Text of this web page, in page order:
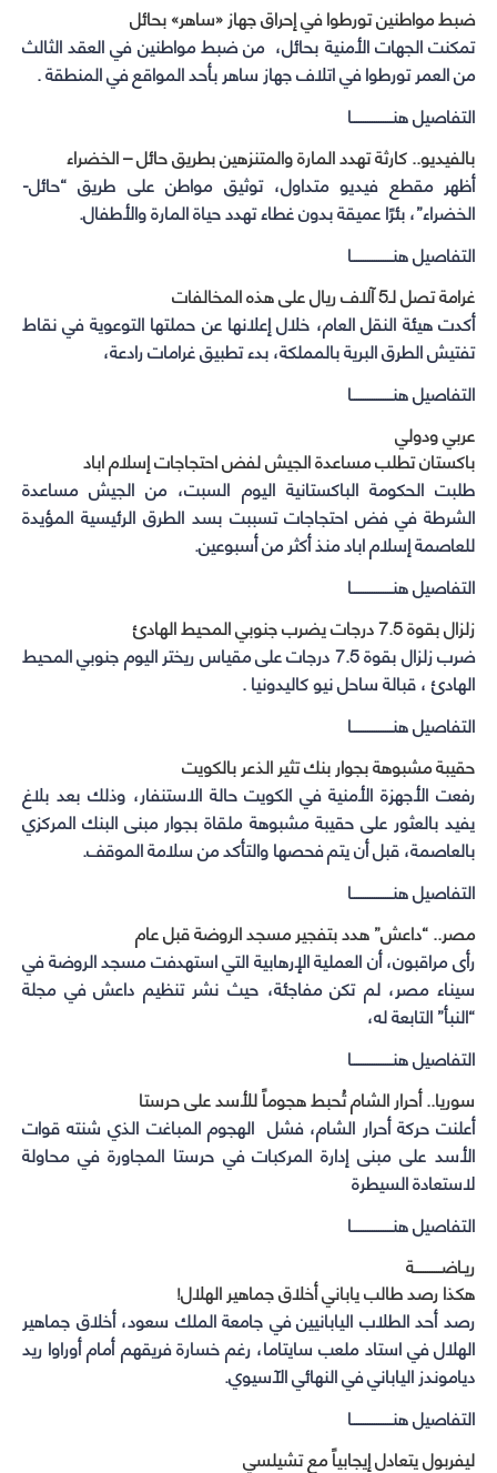
ضبط مواطنين تورطوا في إحراق جهاز «ساهر» بحائل
تمكنت الجهات الأمنية بحائل، من ضبط مواطنين في العقد الثالث
من العمر تورطوا في اتلاف جهاز ساهر بأحد المواقع في المنطقة .
التفاصيل هنــــــــــــــــــا
بالفيديو.. كارثة تهدد المارة والمتنزهين بطريق حائل – الخضراء
أظهر مقطع فيديو متداول، توثيق مواطن على طريق “حائل-
الخضراء”، بئرًا عميقة بدون غطاء تهدد حياة المارة والأطفال.
التفاصيل هنــــــــــــــــــا
غرامة تصل لـ5 آلاف ريال على هذه المخالفات
أكدت هيئة النقل العام، خلال إعلانها عن حملتها التوعوية في نقاط
تفتيش الطرق البرية بالمملكة، بدء تطبيق غرامات رادعة،
التفاصيل هنــــــــــــــــــا
عربي ودولي
باكستان تطلب مساعدة الجيش لفض احتجاجات إسلام اباد
طلبت الحكومة الباكستانية اليوم السبت، من الجيش مساعدة
الشرطة في فض احتجاجات تسببت بسد الطرق الرئيسية المؤيدة
للعاصمة إسلام اباد منذ أكثر من أسبوعين.
التفاصيل هنــــــــــــــــــا
زلزال بقوة 7.5 درجات يضرب جنوبي المحيط الهادئ
ضرب زلزال بقوة 7.5 درجات على مقياس ريختر اليوم جنوبي المحيط
الهادئ ، قبالة ساحل نيو كاليدونيا .
التفاصيل هنــــــــــــــــــا
حقيبة مشبوهة بجوار بنك تثير الذعر بالكويت
رفعت الأجهزة الأمنية في الكويت حالة الاستنفار، وذلك بعد بلاغ
يفيد بالعثور على حقيبة مشبوهة ملقاة بجوار مبنى البنك المركزي
بالعاصمة، قبل أن يتم فحصها والتأكد من سلامة الموقف.
التفاصيل هنــــــــــــــــــا
مصر.. “داعش” هدد بتفجير مسجد الروضة قبل عام
رأى مراقبون، أن العملية الإرهابية التي استهدفت مسجد الروضة في
سيناء مصر، لم تكن مفاجئة، حيث نشر تنظيم داعش في مجلة
“النبأ” التابعة له،
التفاصيل هنــــــــــــــــــا
سوريا.. أحرار الشام تُحبط هجوماً للأسد على حرستا
أعلنت حركة أحرار الشام، فشل الهجوم المباغت الذي شنته قوات
الأسد على مبنى إدارة المركبات في حرستا المجاورة في محاولة
لاستعادة السيطرة
التفاصيل هنــــــــــــــــــا
ريـاضــــــــــــة
هكذا رصد طالب ياباني أخلاق جماهير الهلال!
رصد أحد الطلاب اليابانيين في جامعة الملك سعود، أخلاق جماهير
الهلال في استاد ملعب سايتاما، رغم خسارة فريقهم أمام أوراوا ريد
دياموندز الياباني في النهائي الآسيوي.
التفاصيل هنــــــــــــــــــا
ليفربول يتعادل إيجابياً مع تشيلسي